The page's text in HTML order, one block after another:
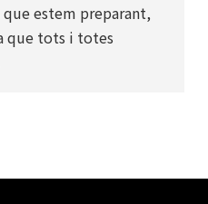
estem preparant,
que tots i totes